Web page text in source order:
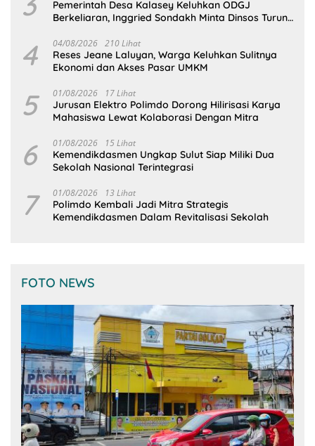
Pemerintah Desa Kalasey Keluhkan ODGJ
Berkeliaran, Inggried Sondakh Minta Dinsos Turun
4 04/08/2026 210 Lihat
Reses Jeane Laluyan, Warga Keluhkan Sulitnya
Ekonomi dan Akses Pasar UMKM
5 01/08/2026 17 Lihat
Jurusan Elektro Polimdo Dorong Hilirisasi Karya
Mahasiswa Lewat Kolaborasi Dengan Mitra
6 01/08/2026 15 Lihat
Kemendikdasmen Ungkap Sulut Siap Miliki Dua
Sekolah Nasional Terintegrasi
7 01/08/2026 13 Lihat
Polimdo Kembali Jadi Mitra Strategis
Kemendikdasmen Dalam Revitalisasi Sekolah
FOTO NEWS